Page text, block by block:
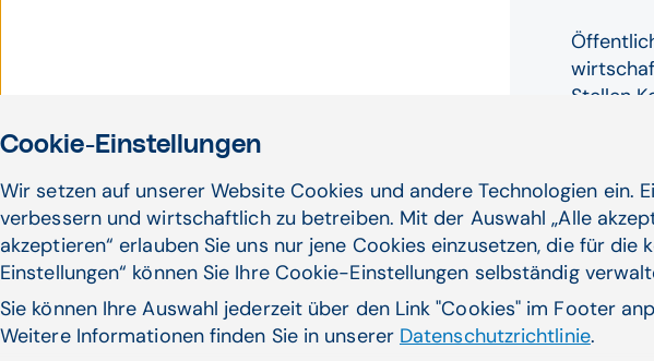
Stellen
Hebel,
für eine
immer
Sie
Cookie-Einstellungen
Wir setzen auf unserer Website Cookies und andere Technologien ein.
verbessern und wirtschaftlich zu betreiben. Mit der Auswahl „Alle
akzeptieren“ erlauben Sie uns nur jene Cookies einzusetzen, die für
Einstellungen“ können Sie Ihre Cookie-Einstellungen selbständig
Sie können Ihre Auswahl jederzeit über den Link "Cookies" im Footer
Weitere Informationen finden Sie in unserer Datenschutzrichtlinie.